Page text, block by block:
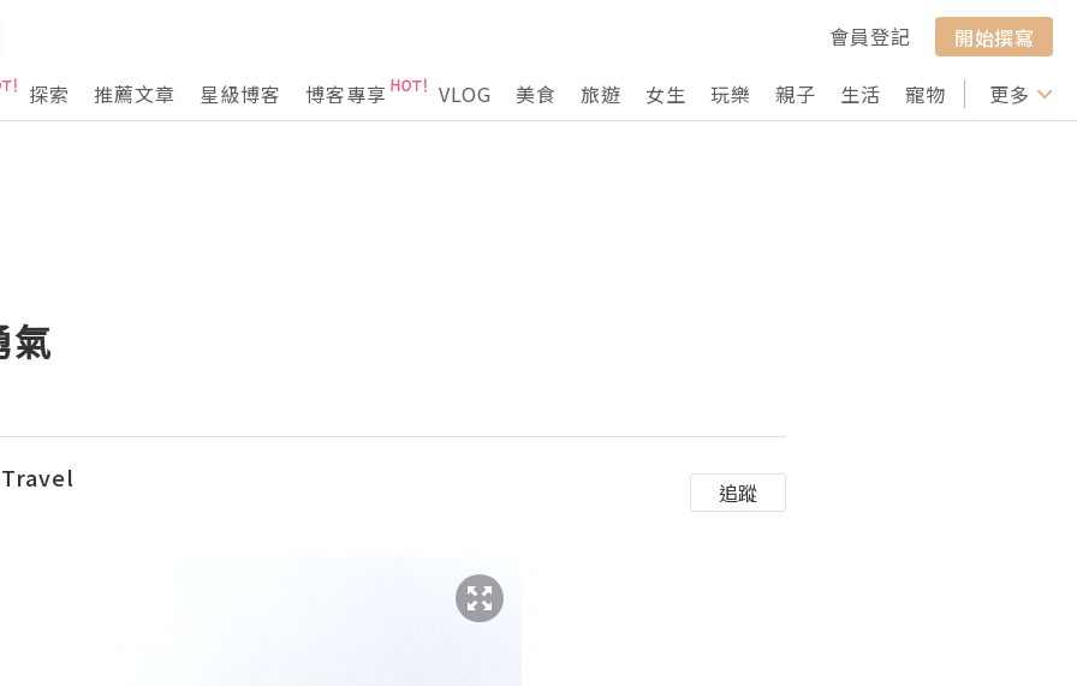
會員登記
開始撰寫
探索
推薦文章 星級博客 博客專享 VLOG 美食 旅遊 女生 玩樂 親子 生活 寵物 行山 打卡
更多
氣
追蹤